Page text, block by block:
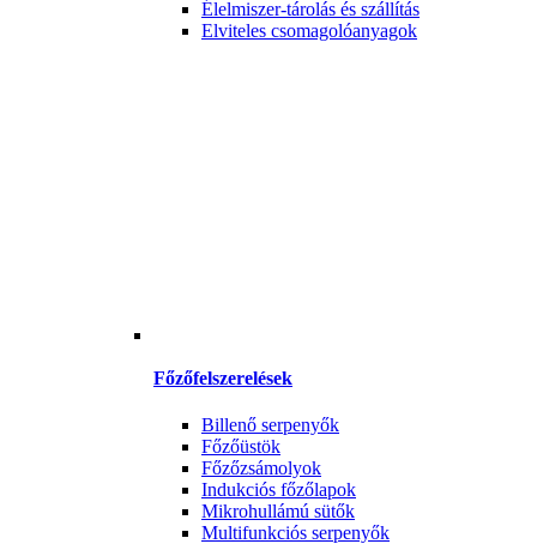
Élelmiszer-tárolás és szállítás
Elviteles csomagolóanyagok
Főzőfelszerelések
Billenő serpenyők
Főzőüstök
Főzőzsámolyok
Indukciós főzőlapok
Mikrohullámú sütők
Multifunkciós serpenyők